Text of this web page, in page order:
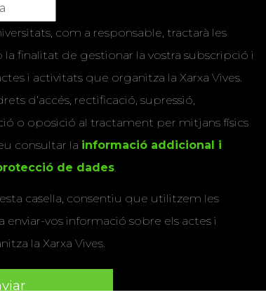
com a responsable, tractarà les
la finalitat de gestionar la vostra subscripció i
i activitats que organitza la Xarxa Vives.
d’accés, rectificació, supressió,
o oposició al tractament per mitjans físics
consultar la informació addicional i
de dades.
casella, consentiu que utilitzem les
enviar-vos informació sobre els actes i
la Xarxa Vives.